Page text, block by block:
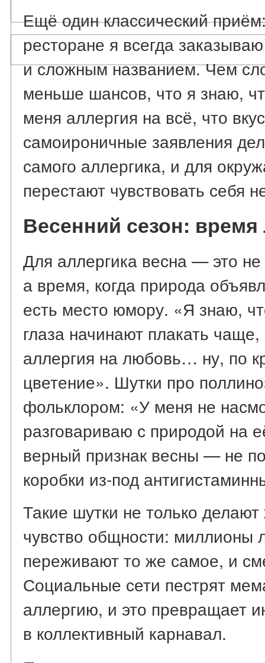
Ещё один классический
ресторане я всегда
и сложным названием. Чем
меньше шансов, что я знаю,
меня аллергия на всё, что
самоироничные заявления
самого аллергика, и для
перестают чувствовать себя
Весенний сезон:
Для аллергика весна — это
а время, когда природа
есть место юмору. «Я знаю,
глаза начинают плакать
аллергия на любовь… ну, по
цветение». Шутки про
фольклором: «У меня не
разговариваю с природой на
верный признак весны — не
коробки из-под
Такие шутки не только
чувство общности: миллионы
переживают то же самое, и
Социальные сети пестрят
аллергию, и это превращает
в коллективный карнавал.